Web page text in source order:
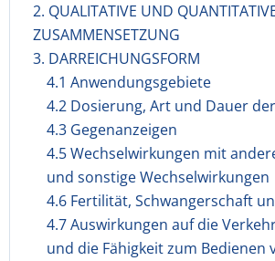
2. QUALITATIVE UND
ZUSAMMENSETZUNG
3. DARREICHUNGSFORM
4.1 Anwendungsgebiete
4.2 Dosierung, Art und Dauer
4.3 Gegenanzeigen
4.5 Wechselwirkungen mit
und sonstige Wechselwirkungen
4.6 Fertilität, Schwangerschaft
4.7 Auswirkungen auf die
und die Fähigkeit zum Bedienen